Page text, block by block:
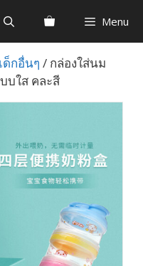
Menu
ด็กอื่นๆ / กล่องใส่นม
บใส คละสี